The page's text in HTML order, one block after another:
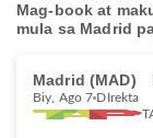
Mag-book at
mula sa Madrid
Madrid (MAD)
Biy, Ago 7 DIrekta